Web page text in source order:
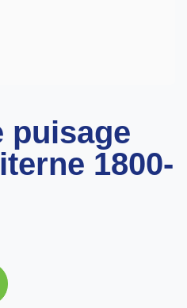
puisage
1800-